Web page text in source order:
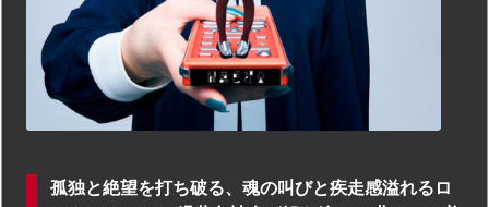
孤独と絶望を打ち破る、魂の叫びと疾走感溢れるロ